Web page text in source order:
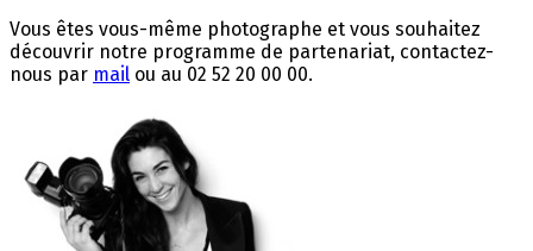
Vous êtes vous-même photographe et vous souhaitez
découvrir notre programme de partenariat, contactez-
nous par mail ou au 02 52 20 00 00.